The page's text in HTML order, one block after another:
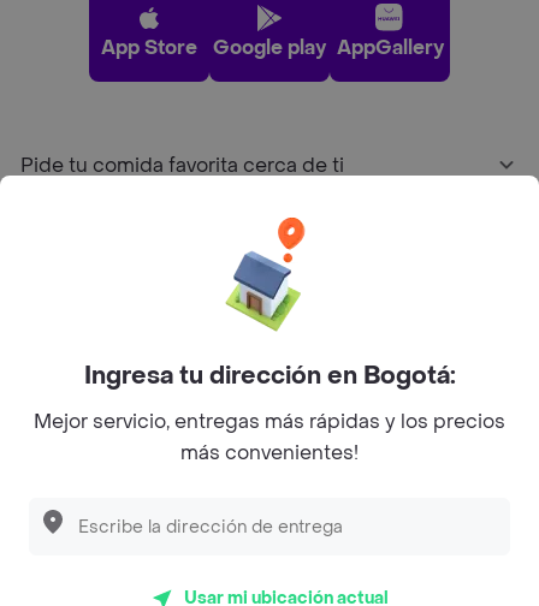
App Store Google play AppGallery
Pide tu comida favorita cerca de ti
Sobre Rappi
Facebook
Twitter
Instagram
© 2026Rappi Inc. All rights reserved.
Ingresa tu dirección en Bogotá:
Mejor servicio, entregas más rápidas y los precios
más convenientes!
Usar mi ubicación actual